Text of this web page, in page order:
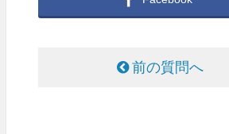
前の質問へ